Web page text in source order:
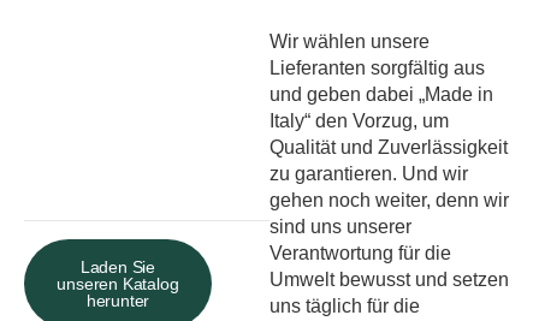
Laden Sie
unseren Katalog
herunter
Wir wählen unsere
Lieferanten sorgfältig aus
und geben dabei „Made in
Italy“ den Vorzug, um
Qualität und Zuverlässigkeit
zu garantieren. Und wir
gehen noch weiter, denn wir
sind uns unserer
Verantwortung für die
Umwelt bewusst und setzen
uns täglich für die